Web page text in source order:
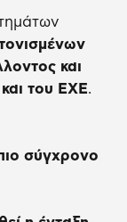
και
του ΕΧΕ.
σύγχρονο